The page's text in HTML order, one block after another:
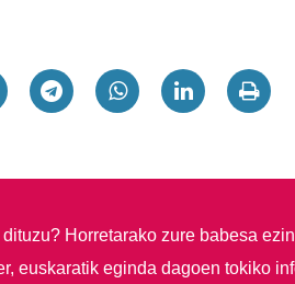
Horretarako zure babesa
euskaratik eginda dagoen tokiko